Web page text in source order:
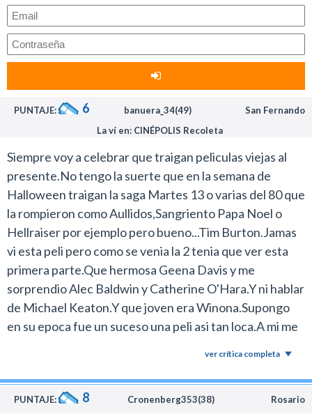
PUNTAJE: 6 banuera_34(49)
San Fernando
La ví en: CINÉPOLIS Recoleta
Siempre voy a celebrar que traigan peliculas viejas al
presente.No tengo la suerte que en la semana de
Halloween traigan la saga Martes 13 o varias del 80 que
la rompieron como Aullidos,Sangriento Papa Noel o
Hellraiser por ejemplo pero bueno...Tim Burton.Jamas
vi esta peli pero como se venia la 2 tenia que ver esta
primera parte.Que hermosa Geena Davis y me
sorprendio Alec Baldwin y Catherine O'Hara.Y ni hablar
de Michael Keaton.Y que joven era Winona.Supongo
en su epoca fue un suceso una peli asi tan loca.A mi me
argumento pero no.Por eso le pongo un 6 como
Regular.Que sigan trayendo mas.
ver crítica completa
PUNTAJE: 8 Cronenberg353(38) Rosario